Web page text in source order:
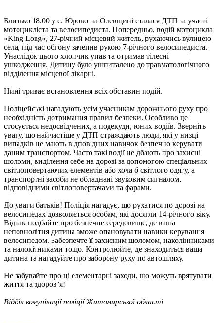
Близько 18.00 у с. Юрово на Олевщині сталася ДТП за участі
мотоцикліста та велосипедиста. Попередньо, водій мотоцикла
«King Long», 27-річний місцевий житель, рухаючись вулицею
села, під час обгону зачепив рукою 7-річного велосипедиста.
Унаслідок цього хлопчик упав та отримав тілесні
ушкодження. Дитину було ушпиталено до травматологічного
відділення місцевої лікарні.
Нині триває встановлення всіх обставин подій.
Поліцейські нагадують усім учасникам дорожнього руху про
необхідність дотримання правил безпеки. Особливо це
стосується недосвідчених, а подекуди, юних водіїв. Зверніть
увагу, що найчастіше у ДТП страждають люди, які у низці
випадків не мають відповідних навичок безпечно керувати
даним транспортом. Часто такі водії не дбають про захисні
шоломи, виділення себе на дорозі за допомогою спеціальних
світлоповертаючих елементів або хоча б світлого одягу, а
транспортні засоби не обладнані звуковим сигналом,
відповідними світлоповертачами та фарами.
До уваги батьків! Поліція нагадує, що рухатися по дорозі на
велосипедах дозволяється особам, які досягли 14-річного віку.
Відтак подбайте про безпечне середовище, де ваша
неповнолітня дитина зможе опановувати навики керування
велосипедом. Забезпечте її захисним шоломом, наколінниками
та налокітниками тощо. Контролюйте, де знаходиться ваша
дитина та нагадуйте про заборону руху по автошляху.
Не забувайте про ці елементарні заходи, що можуть врятувати
життя та здоров’я!
Відділ комунікації поліції Житомирської області